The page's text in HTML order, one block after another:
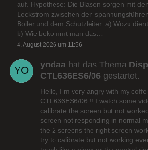
auf. Hypothese: Die Blasen sorgen mit
Leckstrom zwischen den
Boiler und dem Schutzleiter. a) Wozu
b) Wie bekommt man das…
4. August 2026 um 11:56
yodaa hat das Thema
CTL636ES6/06 gestartet.
Hello, I m very angry with my
CTL636ES6/06 !! I watch some
calibrate the screen but not
screen not responding in normal
the 2 screens the right screen
try to calibrate but not working